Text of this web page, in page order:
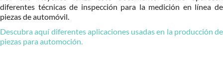
diferentes técnicas de inspección para la medición en línea de
piezas de automóvil.
Descubra aquí diferentes aplicaciones usadas en la producción de
piezas para automoción.